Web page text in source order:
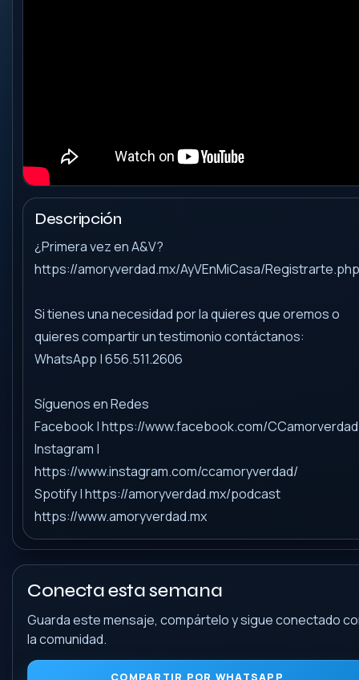
Descripción
¿Primera vez en A&V?
https://amoryverdad.mx/AyVEnMiCasa/Registrarte.php
Si tienes una necesidad por la quieres que oremos o
quieres compartir un testimonio contáctanos:
WhatsApp | 656.511.2606
Síguenos en Redes
Facebook | https://www.facebook.com/CCamorverdad
Instagram |
https://www.instagram.com/ccamoryverdad/
Spotify | https://amoryverdad.mx/podcast
https://www.amoryverdad.mx
Conecta esta semana
Guarda este mensaje, compártelo y sigue conectado
la comunidad.